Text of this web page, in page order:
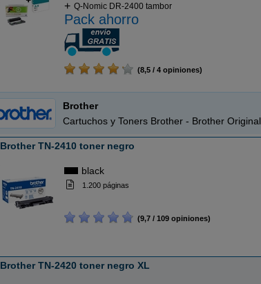
Q-Nomic DR-2400 tambor
Pack ahorro
(8,5 / 4 opiniones)
Brother
Cartuchos y Toners Brother - Brother Original
Brother TN-2410 toner negro
black
1.200 páginas
(9,7 / 109 opiniones)
Brother TN-2420 toner negro XL